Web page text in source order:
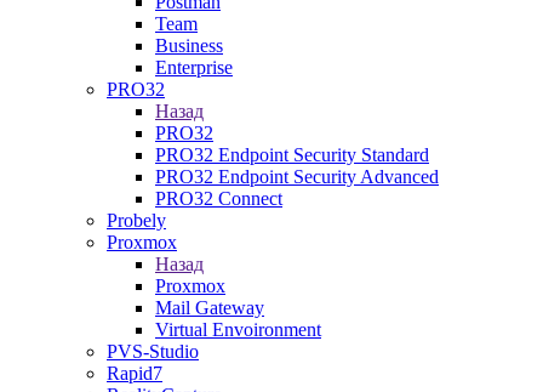
Team
Business
Enterprise
PRO32
Назад
PRO32
PRO32 Endpoint Security Standard
PRO32 Endpoint Security Advanced
PRO32 Connect
Probely
Proxmox
Назад
Proxmox
Mail Gateway
Virtual Envoironment
PVS-Studio
Rapid7